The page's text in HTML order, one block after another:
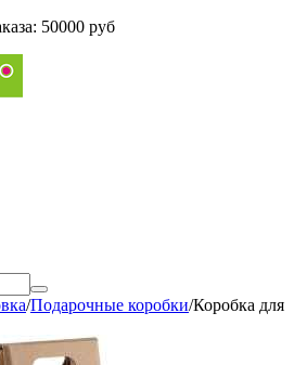
50000 руб
/Подарочные коробки/Коробка для